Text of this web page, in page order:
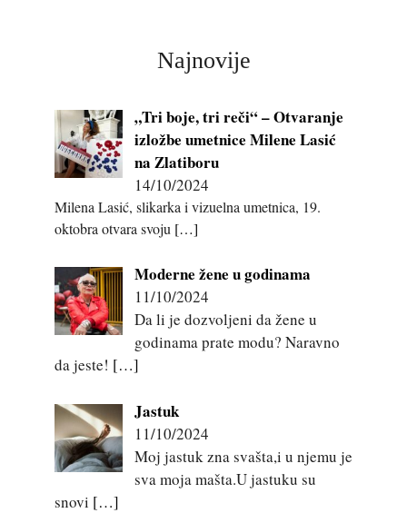
Najnovije
„Tri boje, tri reči“ – Otvaranje
izložbe umetnice Milene Lasić
na Zlatiboru
14/10/2024
Milena Lasić, slikarka i vizuelna umetnica, 19.
oktobra otvara svoju […]
Moderne žene u godinama
11/10/2024
Da li je dozvoljeni da žene u
godinama prate modu? Naravno
da jeste! […]
Jastuk
11/10/2024
Moj jastuk zna svašta,i u njemu je
sva moja mašta.U jastuku su
snovi […]